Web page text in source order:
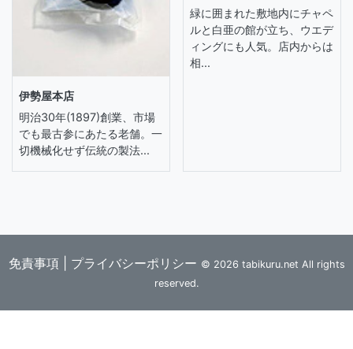
伊勢屋本店
明治30年(1897)創業、市場
でも最古参にあたる老舗。一
切機械化せず伝統の製法...
緑に囲まれた敷地内にチャペ
ルと白亜の館が立ち、ウエデ
ィングにも人気。店内からは
相...
免責事項| プライバシーポリシー © 2026 tabikuru.net All rights
reserved.